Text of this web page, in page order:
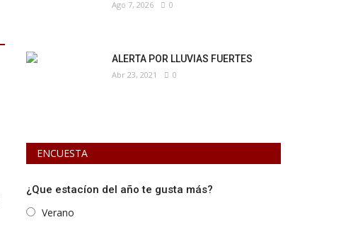
Ago 7, 2026 0
ALERTA POR LLUVIAS FUERTES
Abr 23, 2021 0
ENCUESTA
¿Que estacíon del año te gusta más?
Verano